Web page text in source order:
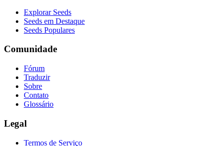
Explorar Seeds
Seeds em Destaque
Seeds Populares
Comunidade
Fórum
Traduzir
Sobre
Contato
Glossário
Legal
Termos de Serviço